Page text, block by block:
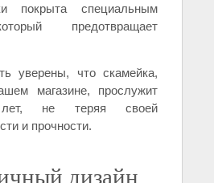
покрыта специальным
предотвращает
уверены, что скамейка,
магазине, прослужит
не теряя своей
и прочности.
дизайн